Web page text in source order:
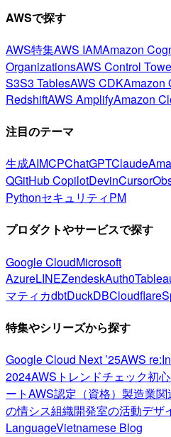
AWSで探す
AWS特集AWS IAMAmazon
OrganizationsAWS Control
S3S3 TablesAWS CDKAmazon
RedshiftAWS AmplifyAmazon
注目のテーマ
生成AIMCPChatGPTClaude
QGitHub CopilotDevinCursor
PythonセキュリティPM
プロダクトやサービスで探す
Google CloudMicrosoft
AzureLINEZendeskAuth0
マティカdbtDuckDBCloudflare
特集やシリーズから探す
Google Cloud Next ’25AWS
2024AWSトレンドチェック初
ートAWS認定（資格） 製造業関
の情シス組織開発室の活動デザ
LanguageVietnamese Blog